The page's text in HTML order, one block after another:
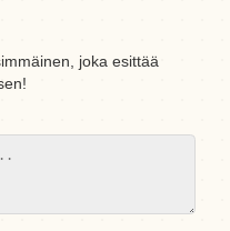
joka esittää